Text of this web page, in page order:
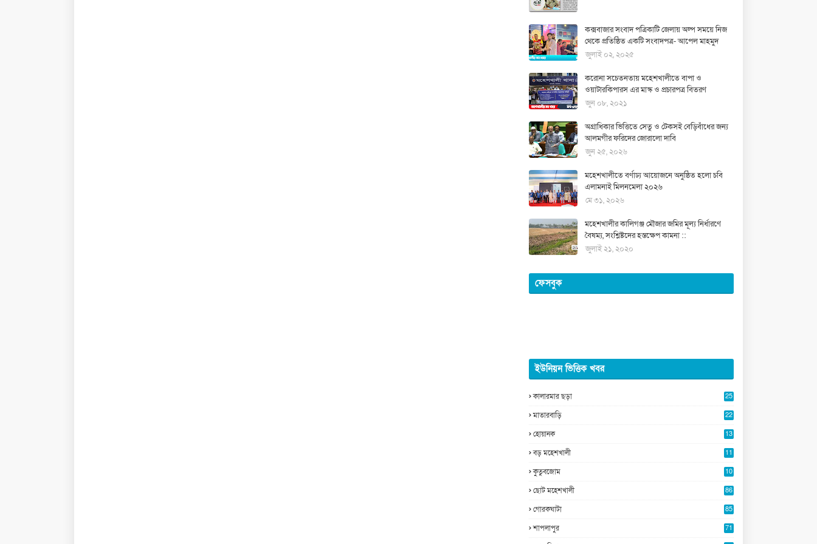
কক্সবাজার সংবাদ পত্রিকাটি জেলায় অল্প সময়ে নিজ
থেকে প্রতিষ্ঠিত একটি সংবাদপত্র- আপেল মাহমুদ
জুলাই ০২, ২০২৫
করোনা সচেতনতায় মহেশখালীতে বাপা ও
ওয়াটারকিপারস এর মাস্ক ও প্রচারপত্র বিতরণ
জুন ০৮, ২০২১
অগ্রাধিকার ভিত্তিতে সেতু ও টেকসই বেড়িবাঁধের জন্য
আলমগীর ফরিদের জোরালো দাবি
জুন ২৫, ২০২৬
মহেশখালীতে বর্ণাঢ্য আয়োজনে অনুষ্ঠিত হলো চবি
এলামনাই মিলনমেলা ২০২৬
মে ৩১, ২০২৬
মহেশখালীর কালিগঞ্জ মৌজার জমির মূল্য নির্ধারণে
বৈষম্য, সংশ্লিষ্টদের হস্তক্ষেপ কামনা ::
জুলাই ২১, ২০২০
ফেসবুক
ইউনিয়ন ভিত্তিক খবর
কালারমার ছড়া
25
মাতারবাড়ি
22
হোয়ানক
13
বড় মহেশখালী
11
কুতুবজোম
10
ছোট মহেশখালী 86
গোরকঘাটা 85
শাপলাপুর 71